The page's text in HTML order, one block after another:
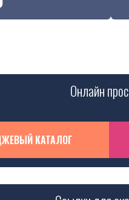
Онлайн
КАТАЛОГ